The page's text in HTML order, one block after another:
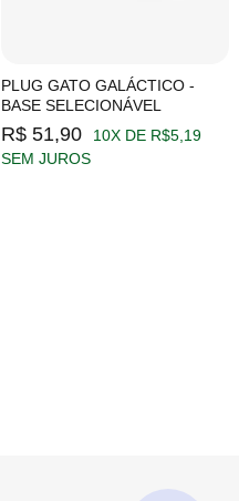
PLUG GATO GALÁCTICO -
BASE SELECIONÁVEL
R$ 51,90
10X DE R$5,19
SEM JUROS